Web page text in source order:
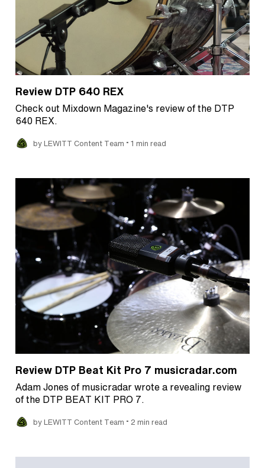
Review DTP 640 REX
Check out Mixdown Magazine's review of the DTP
640 REX.
by LEWITT Content Team • 1 min read
Review DTP Beat Kit Pro 7 musicradar.com
Adam Jones of musicradar wrote a revealing review
of the DTP BEAT KIT PRO 7.
by LEWITT Content Team • 2 min read